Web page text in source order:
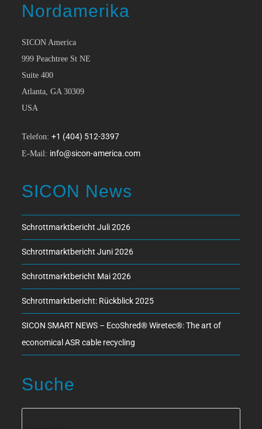
Nordamerika
SICON America
999 Peachtree St NE
Suite 400
Atlanta, GA 30309
USA
Telefon:+1 (404) 512-3397
E-Mail: info@sicon-america.com
SICON News
Schrottmarktbericht Juli 2026
Schrottmarktbericht Juni 2026
Schrottmarktbericht Mai 2026
Schrottmarktbericht: Rückblick 2025
SICON SMART NEWS – EcoShred® Wiretec®: The art of
economical ASR cable recycling
Suche